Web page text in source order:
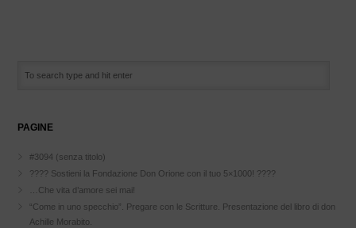
PAGINE
#3094 (senza titolo)
???? Sostieni la Fondazione Don Orione con il tuo 5×1000! ????
…Che vita d’amore sei mai!
“Come in uno specchio”. Pregare con le Scritture. Presentazione del libro di don
Achille Morabito.